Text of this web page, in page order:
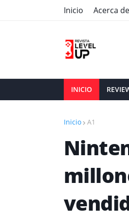
Inicio Acerca
INICIO
Inicio A1